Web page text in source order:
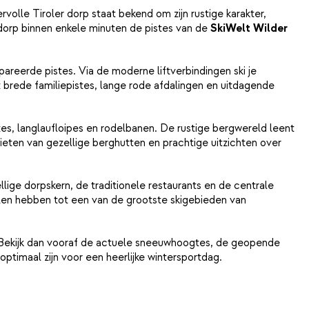
Tiroler dorp staat bekend om zijn rustige karakter,
binnen enkele minuten de pistes van de SkiWelt Wilder
pistes. Via de moderne liftverbindingen ski je
familiepistes, lange rode afdalingen en uitdagende
langlaufloipes en rodelbanen. De rustige bergwereld leent
van gezellige berghutten en prachtige uitzichten over
dorpskern, de traditionele restaurants en de centrale
hebben tot een van de grootste skigebieden van
dan vooraf de actuele sneeuwhoogtes, de geopende
zijn voor een heerlijke wintersportdag.